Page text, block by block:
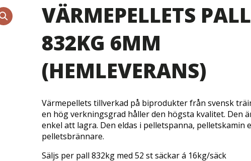
VÄRMEPELLETS PALL
832KG 6MM
(HEMLEVERANS)
Värmepellets tillverkad på biprodukter från svensk
en hög verkningsgrad håller den högsta kvalitet. Den
enkel att lagra. Den eldas i pelletspanna, pelletskamin
pelletsbrännare.
Säljs per pall 832kg med 52 st säckar á 16kg/säck